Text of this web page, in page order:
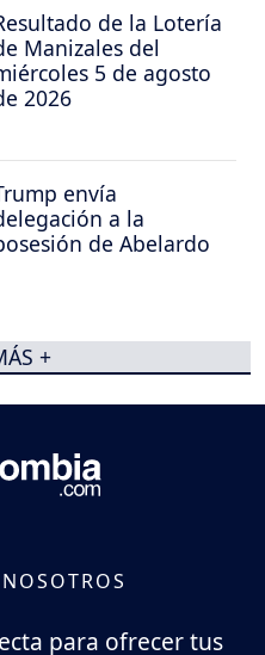
de la Lotería
Manizales del
5 de agosto
2026
envía
a la
de Abelardo
+
para ofrecer tus